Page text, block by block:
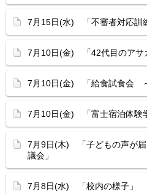
7月15日(水) 「不審者対応訓
7月10日(金) 「42代目のアサ
7月10日(金) 「給食試食会 ～
7月10日(金) 「富士宿泊体験
7月9日(木) 「子どもの声が届
議会」
7月8日(水) 「校内の様子」